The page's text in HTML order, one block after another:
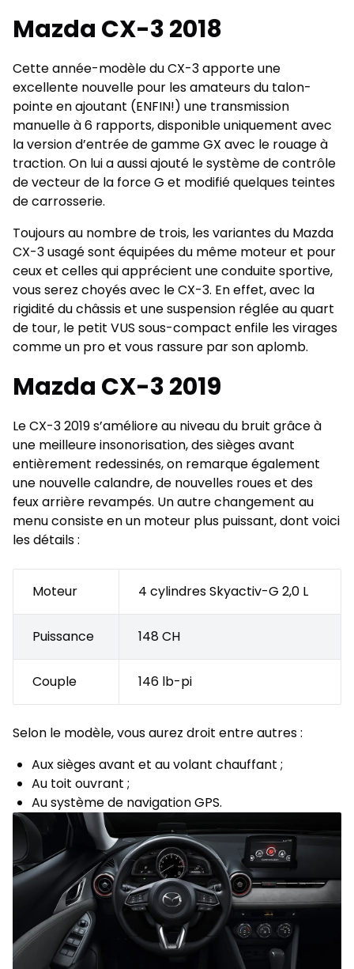
Mazda CX-3 2018
Cette année-modèle du CX-3 apporte une
excellente nouvelle pour les amateurs du talon-
pointe en ajoutant (ENFIN!) une transmission
manuelle à 6 rapports, disponible uniquement avec
la version d’entrée de gamme GX avec le rouage à
traction. On lui a aussi ajouté le système de contrôle
de vecteur de la force G et modifié quelques teintes
de carrosserie.
Toujours au nombre de trois, les variantes du Mazda
CX-3 usagé sont équipées du même moteur et pour
ceux et celles qui apprécient une conduite sportive,
vous serez choyés avec le CX-3. En effet, avec la
rigidité du châssis et une suspension réglée au quart
de tour, le petit VUS sous-compact enfile les virages
comme un pro et vous rassure par son aplomb.
Mazda CX-3 2019
Le CX-3 2019 s’améliore au niveau du bruit grâce à
une meilleure insonorisation, des sièges avant
entièrement redessinés, on remarque également
une nouvelle calandre, de nouvelles roues et des
feux arrière revampés. Un autre changement au
menu consiste en un moteur plus puissant, dont voici
les détails :
Moteur 4 cylindres Skyactiv-G 2,0 L
Puissance 148 CH
Couple 146 lb-pi
Selon le modèle, vous aurez droit entre autres :
Aux sièges avant et au volant chauffant ;
Au toit ouvrant ;
Au système de navigation GPS.